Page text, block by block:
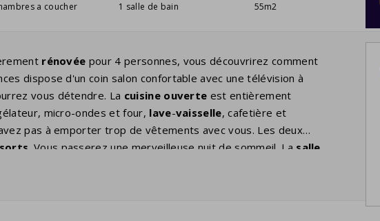
a coucher 1 salle de bain 55m2
rénovée pour 4 personnes, vous découvrirez comment
dispose d'un coin salon confortable avec une télévision à
vous détendre. La cuisine ouverte est entièrement
micro-ondes et four, lave-vaisselle, cafetière et
pas à emporter trop de vêtements avec vous. Les deux
. Vous passerez une merveilleuse nuit de sommeil. La salle
de douche. Vous pourrez profiter du plein air sur la
un verre de vin ou autour du barbecue. Certaines maisons